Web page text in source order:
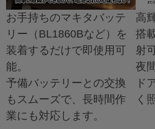
お手持ちのマキタバッテ
リー（BL1860Bなど）を
装着するだけで即使用可
能。
予備バッテリーとの交換
もスムーズで、長時間作
業にも対応します。
高
搭
射
夜
ド
く